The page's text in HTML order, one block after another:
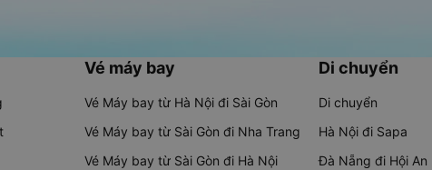
Vé máy bay
Vé Máy bay từ Hà Nội đi Sài Gòn
Vé Máy bay từ Sài Gòn đi Nha Trang
Vé Máy bay từ Sài Gòn đi Hà Nội
Di chuyển
Di chuyển
Hà Nội đi Sapa
Đà Nẵng đi Hội An